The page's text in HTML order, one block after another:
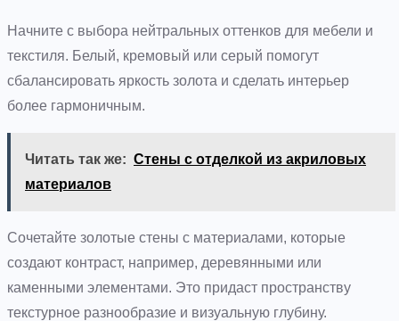
Начните с выбора нейтральных оттенков для мебели и
текстиля. Белый, кремовый или серый помогут
сбалансировать яркость золота и сделать интерьер
более гармоничным.
Читать так же: Стены с отделкой из акриловых
материалов
Сочетайте золотые стены с материалами, которые
создают контраст, например, деревянными или
каменными элементами. Это придаст пространству
текстурное разнообразие и визуальную глубину.